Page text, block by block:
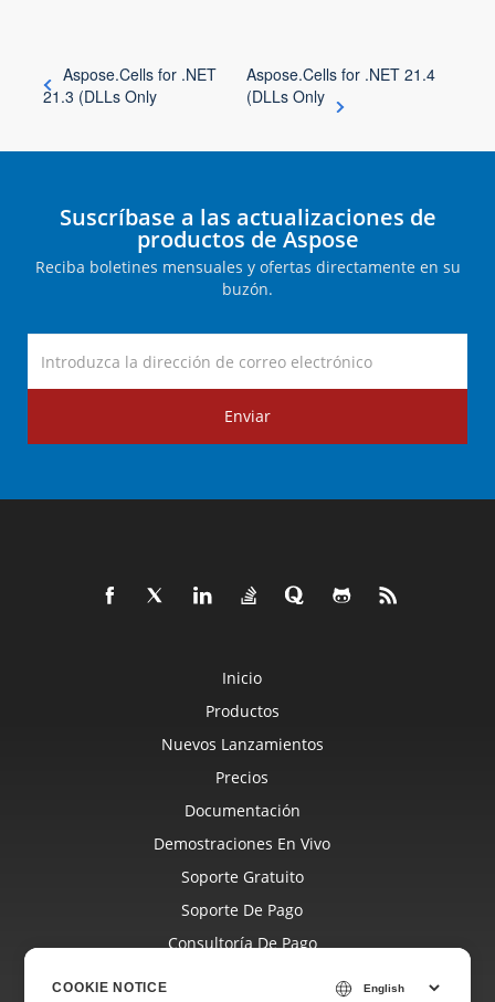
Aspose.Cells for .NET
21.3 (DLLs Only
Aspose.Cells for .NET 21.4
(DLLs Only
Suscríbase a las actualizaciones de
productos de Aspose
Reciba boletines mensuales y ofertas directamente en su
buzón.
Enviar
Inicio
Productos
Nuevos Lanzamientos
Precios
Documentación
Demostraciones En Vivo
Soporte Gratuito
Soporte De Pago
Consultoría De Pago
COOKIE NOTICE